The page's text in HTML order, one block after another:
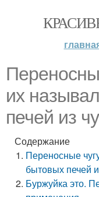
их
печей из
Содержание
Переносные
бытовых печей
Буржуйка это.